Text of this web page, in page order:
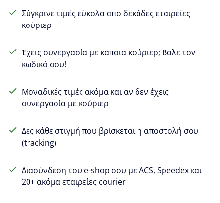
Σύγκρινε τιμές εύκολα απο δεκάδες εταιρείες
κούριερ
Έχεις συνεργασία με καποια κούριερ; Βαλε τον
κωδικό σου!
Μοναδικές τιμές ακόμα και αν δεν έχεις
συνεργασία με κούριερ
Δες κάθε στιγμή που βρίσκεται η αποστολή σου
(tracking)
Διασύνδεση του e-shop σου με ACS, Speedex και
20+ ακόμα εταιρείες courier